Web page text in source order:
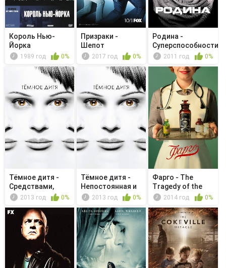
Король Нью-
Йорка
1989 год 0%
Призраки -
Шепот
2017 год 0%
Родина -
Суперспособности
2011 год 0%
Тёмное дитя -
Средствами,
никогда дос...
2013 год 0%
Тёмное дитя -
Непостоянная и
полная в...
2013 год 0%
Фарго - The
Tragedy of the
Commons
2014 год 0%